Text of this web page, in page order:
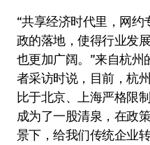
“共享经济时代里，网约
政的落地，使得行业发
也更加广阔。”来自杭
者采访时说，目前，杭
比于北京、上海严格限
成为了一股清泉，在政
景下，给我们传统企业